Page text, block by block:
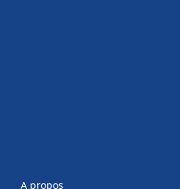
A propos